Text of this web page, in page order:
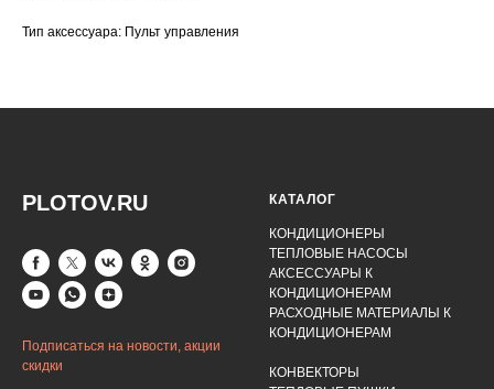
Тип аксессуара: Пульт управления
PLOTOV.RU
Подписаться на новости, акции
скидки
КАТАЛОГ
КОНДИЦИОНЕРЫ
ТЕПЛОВЫЕ НАСОСЫ
АКСЕССУАРЫ К
КОНДИЦИОНЕРАМ
РАСХОДНЫЕ МАТЕРИАЛЫ К
КОНДИЦИОНЕРАМ
КОНВЕКТОРЫ